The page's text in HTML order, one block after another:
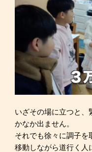
いざその場に立つと、
かなか出ません。
それでも徐々に調子を
移動しながら道行く人